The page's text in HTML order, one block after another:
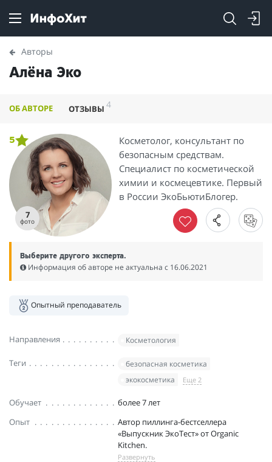
Авторы
Алёна Эко
ОБ АВТОРЕ ОТЗЫВЫ 4
7
фото
5
Косметолог, консультант по
безопасным средствам.
Специалист по косметической
химии и космецевтике. Первый
в России ЭкоБьютиБлогер.
Выберите другого эксперта.
Информация об авторе не актуальна c 16.06.2021
Опытный преподаватель
Направления Косметология
Теги
безопасная косметика
экокосметика
Еще 2
Обучает
более 7 лет
Опыт
Автор пиллинга-бестселлера
«Выпускник ЭкоТест» от Organic
Kitchen.
Развернуть